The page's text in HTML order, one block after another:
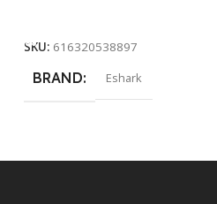
SKU: 616320538897
BRAND Eshark